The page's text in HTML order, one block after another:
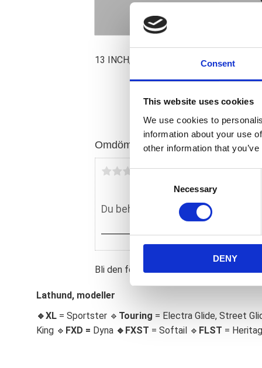
Consent
This website uses cookies
We use cookies to
information about your use
other information that
C
S
e
e
c
Necessary
DENY
13 INCH; HEAVY DUTY; CHROME
Omdömen
Du
Bli den första att lämna ett omdöme.
Lathund, modeller
🔹XL = Sportster 🔹 Touring = Electra Glide, Street
King 🔹 FXD = Dyna 🔹 FXST = Softail 🔹 FLST =